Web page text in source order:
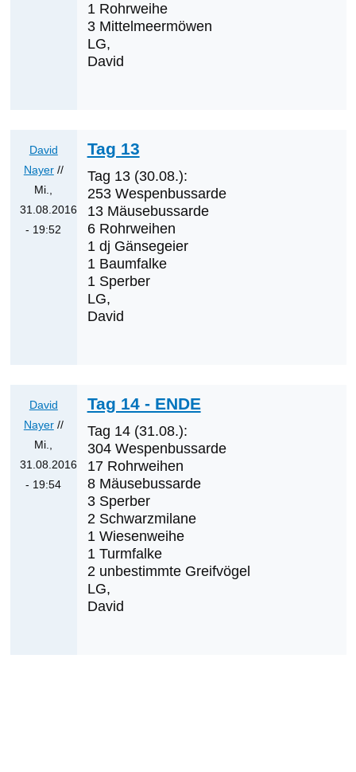
sein?
von
Klaus
Cerjak
1 Rohrweihe
3 Mittelmeermöwen
LG,
David
David
Nayer//
Mi.,
31.08.2016
- 19:52
von
Klaus
Cerjak
Tag 13
Tag 13 (30.08.):
253 Wespenbussarde
13 Mäusebussarde
6 Rohrweihen
1 dj Gänsegeier
1 Baumfalke
1 Sperber
LG,
David
David
Nayer//
Mi.,
31.08.2016
- 19:54
Tag 14 - ENDE
Tag 14 (31.08.):
304 Wespenbussarde
17 Rohrweihen
8 Mäusebussarde
3 Sperber
2 Schwarzmilane
1 Wiesenweihe
1 Turmfalke
2 unbestimmte Greifvögel
LG,
David